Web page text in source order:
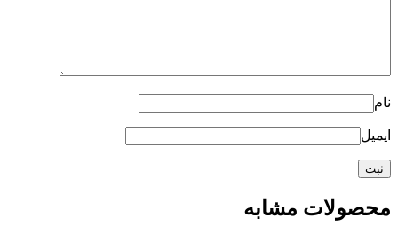
نام
ایمیل
محصولات مشابه